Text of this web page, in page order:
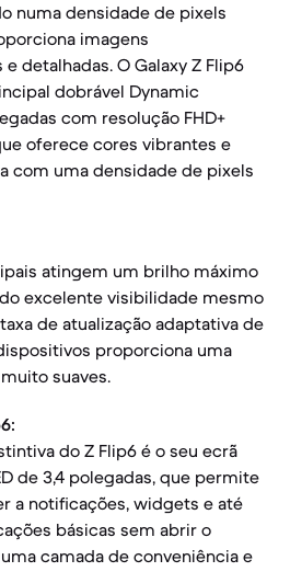
numa densidade de pixels
imagens
detalhadas. O Galaxy Z Flip6
dobrável Dynamic
com resolução FHD+
oferece cores vibrantes e
com uma densidade de pixels
atingem um brilho máximo
excelente visibilidade mesmo
de atualização adaptativa de
proporciona uma
suaves.
do Z Flip6 é o seu ecrã
de 3,4 polegadas, que permite
a notificações, widgets e até
básicas sem abrir o
camada de conveniência e